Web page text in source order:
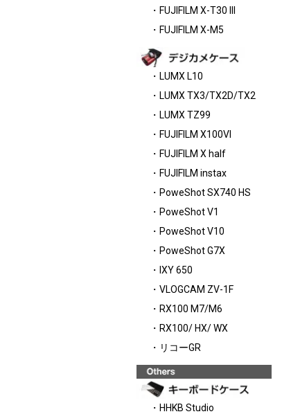
・FUJIFILM X-T30 III
・FUJIFILM X-M5
・LUMX L10
・LUMX TX3/TX2D/TX2
・LUMX TZ99
・FUJIFILM X100VI
・FUJIFILM X half
・FUJIFILM instax
・PoweShot SX740 HS
・PoweShot V1
・PoweShot V10
・PoweShot G7X
・IXY 650
・VLOGCAM ZV-1F
・RX100 M7/M6
・RX100/ HX/ WX
・リコーGR
・HHKB Studio